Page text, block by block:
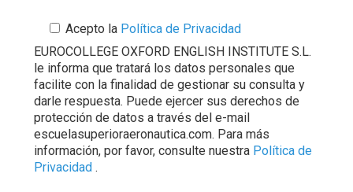
Acepto la Política de Privacidad
EUROCOLLEGE OXFORD ENGLISH INSTITUTE S.L.
le informa que tratará los datos personales que
facilite con la finalidad de gestionar su consulta y
darle respuesta. Puede ejercer sus derechos de
protección de datos a través del e-mail
escuelasuperioraeronautica.com. Para más
información, por favor, consulte nuestra Política de
Privacidad .